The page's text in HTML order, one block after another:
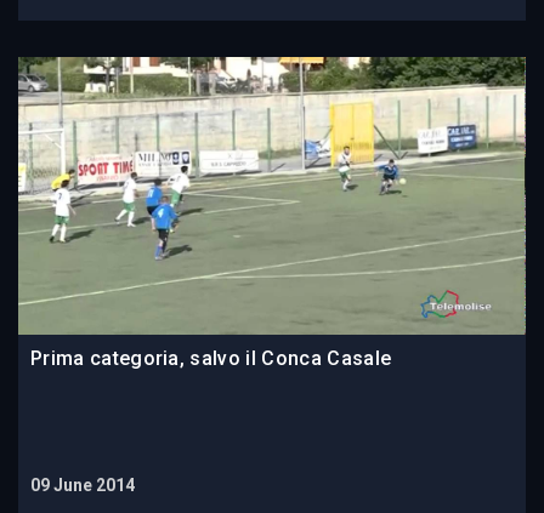
Prima categoria, salvo il Conca Casale
09 June 2014